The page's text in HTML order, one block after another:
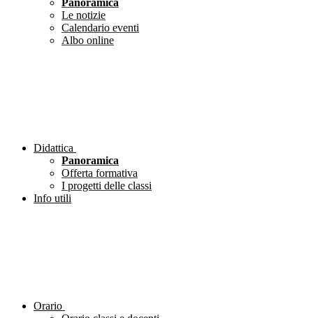
Panoramica
Le notizie
Calendario eventi
Albo online
Didattica
Panoramica
Offerta formativa
I progetti delle classi
Info utili
Orario